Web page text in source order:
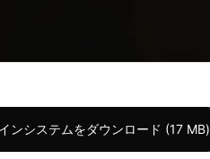
ンシステムをダウンロード (17 MB)